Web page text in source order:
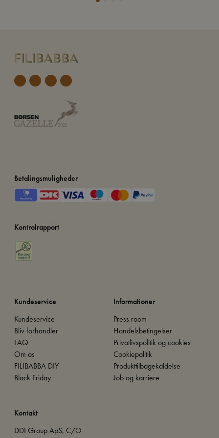
Betalingsmuligheder
Kontrolrapport
Kundeservice
Kundeservice
Bliv forhandler
FAQ
Om os
FILIBABBA DIY
Black Friday
Informationer
Press room
Handelsbetingelser
Privatlivspolitik og cookies
Cookiepolitik
Produkttilbagekaldelse
Job og karriere
Kontakt
DDI Group ApS, C/O